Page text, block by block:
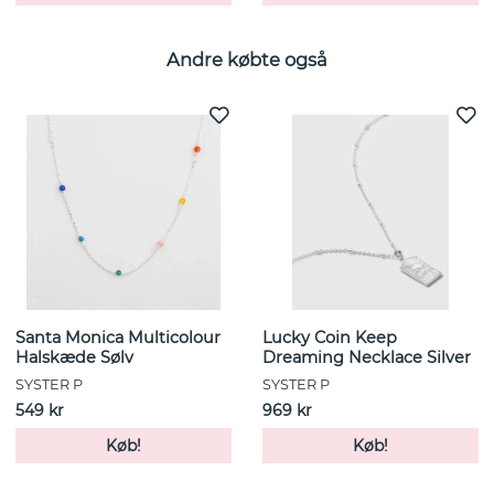
Andre købte også
Santa Monica Multicolour
Halskæde Sølv
SYSTER P
549 kr
Køb!
Lucky Coin Keep
Dreaming Necklace Silver
SYSTER P
969 kr
Køb!